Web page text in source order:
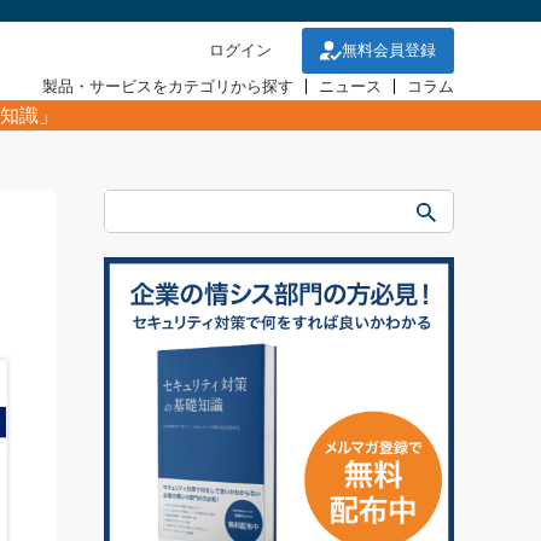
ログイン
無料会員登録
製品・サービスをカテゴリから探す
ニュース コラム
識」